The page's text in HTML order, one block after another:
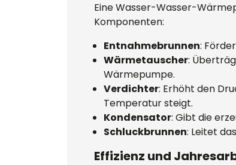
Eine Wasser-Wasser-
Komponenten:
Entnahmebrunnen:
Wärmetauscher:
Wärmepumpe.
Verdichter: Erhöht den
Temperatur steigt.
Kondensator: Gibt die
Schluckbrunnen: Leitet
Effizienz und